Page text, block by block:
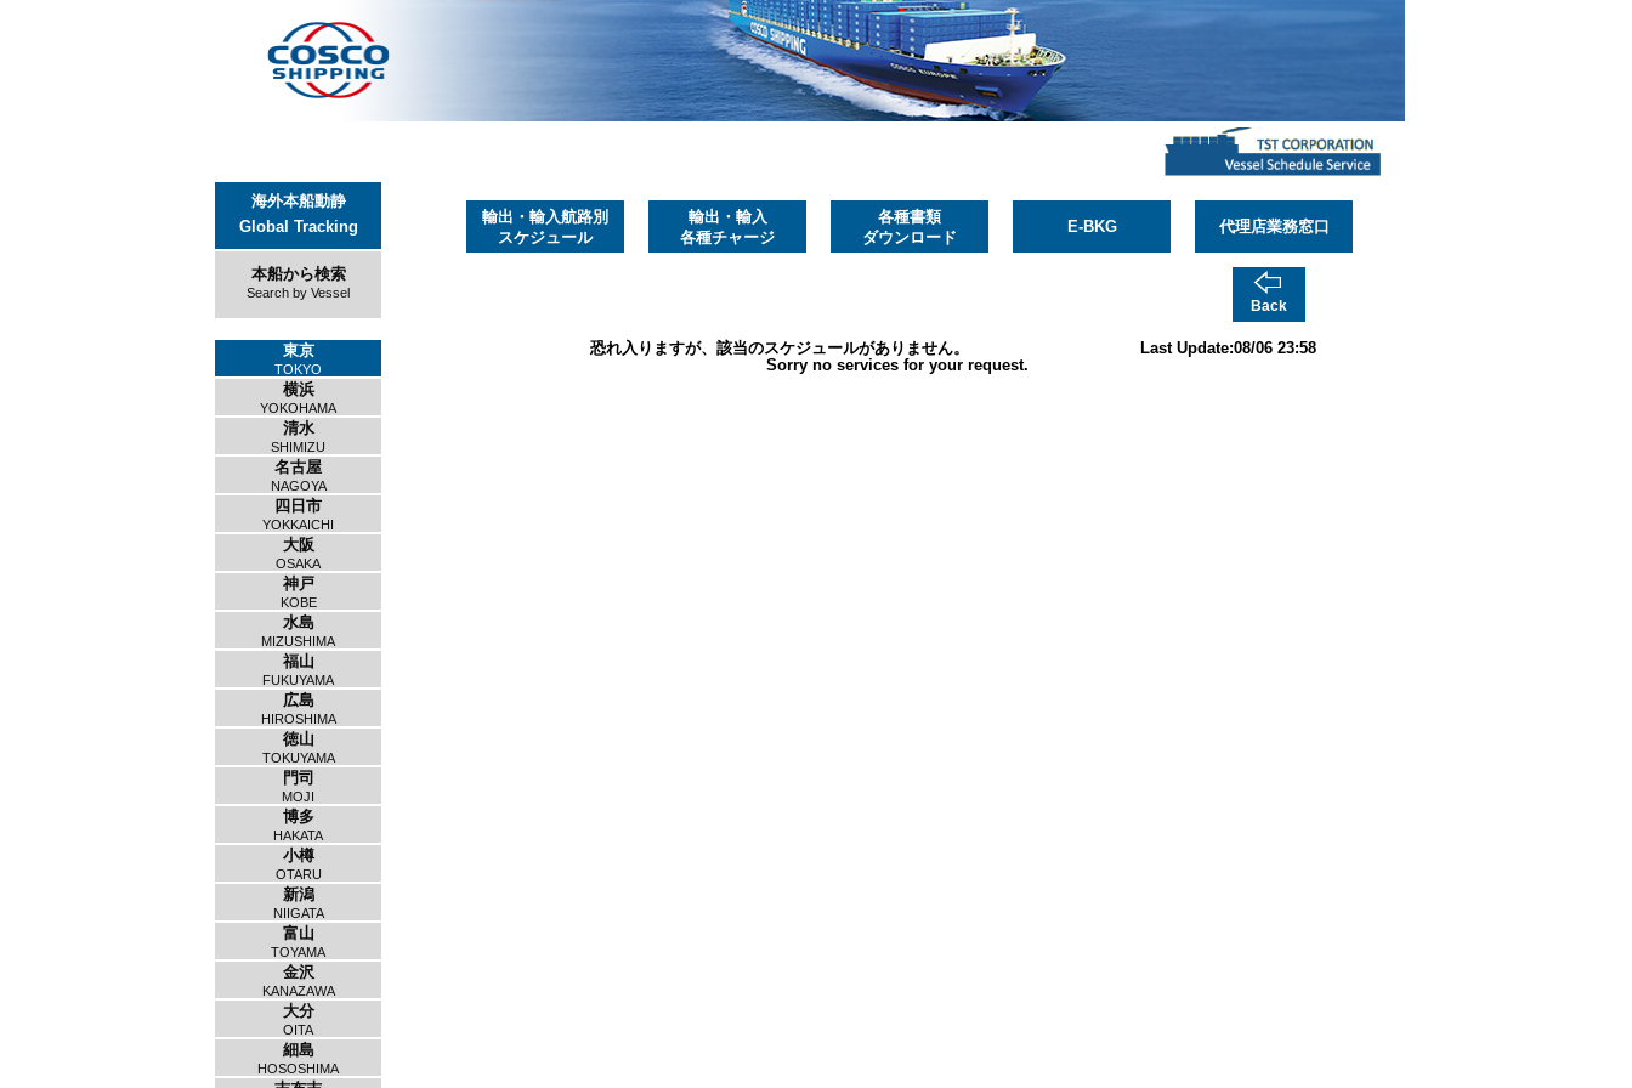
海外本船動静
Global Tracking
本船から検索
Search by Vessel
東京
TOKYO
横浜
YOKOHAMA
清水
SHIMIZU
名古屋
NAGOYA
四日市
YOKKAICHI
大阪
OSAKA
神戸
KOBE
水島
MIZUSHIMA
福山
FUKUYAMA
広島
HIROSHIMA
徳山
TOKUYAMA
門司
MOJI
博多
HAKATA
小樽
OTARU
新潟
NIIGATA
富山
TOYAMA
金沢
KANAZAWA
大分
OITA
細島
HOSOSHIMA
輸出・輸入航路別
スケジュール
輸出・輸入
各種チャージ
各種書類
ダウンロード
E-BKG 代理店業務窓口
Back
Last Update:08/06 23:58
恐れ入りますが、該当のスケジュールがありません。
Sorry no services for your request.